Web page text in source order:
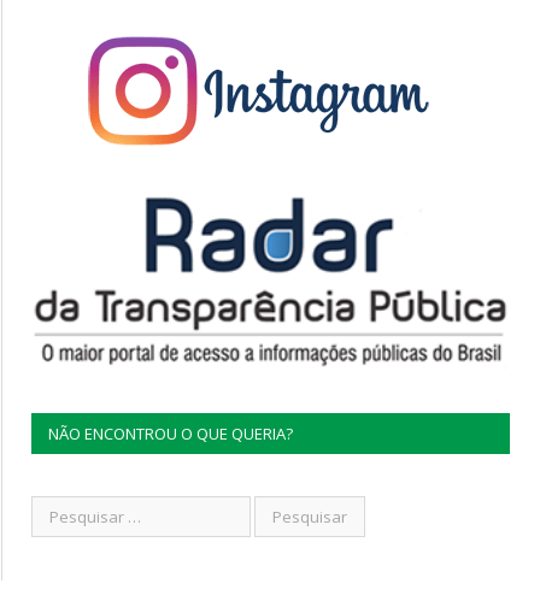
NÃO ENCONTROU O QUE QUERIA?